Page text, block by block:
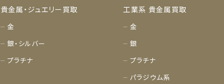
貴金属・ジュエリー買取
金
銀・シルバー
プラチナ
工業系 貴金属買取
金
銀
プラチナ
パラジウム系